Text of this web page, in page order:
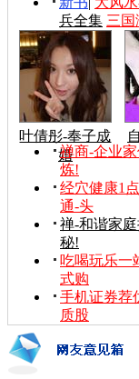
兵全集 三国
叶倩彤-奉子成
婚
禅商-企业
炼!
经穴健康1点
通-头
禅-和谐家
秘!
吃喝玩乐一
式购
手机证券荐
质股